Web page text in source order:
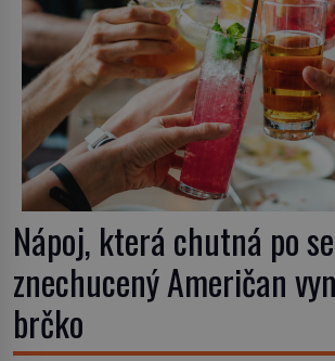
Nápoj, která chutná po
znechucený Američan
brčko